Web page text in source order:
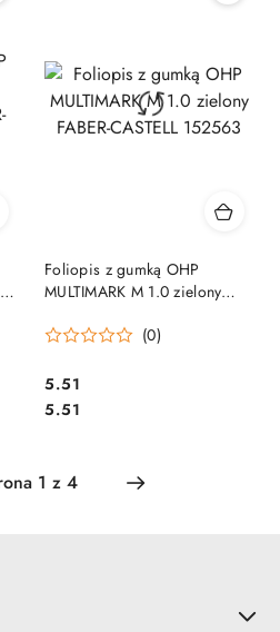
Foliopis z gumką OHP
MULTIMARK M 1.0 zielony
(0)
Cena:
5.51
Cena:
5.51